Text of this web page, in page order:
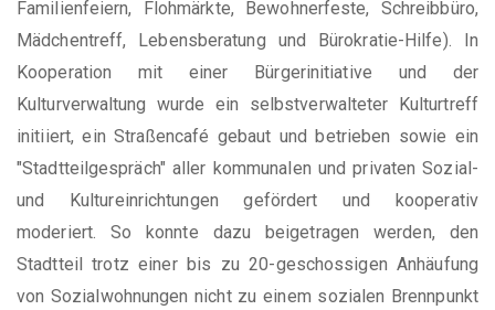
Familienfeiern, Flohmärkte, Bewohnerfeste, Schreibbüro,
Mädchentreff, Lebensberatung und Bürokratie-Hilfe). In
Kooperation mit einer Bürgerinitiative und der
Kulturverwaltung wurde ein selbstverwalteter Kulturtreff
initiiert, ein Straßencafé gebaut und betrieben sowie ein
"Stadtteilgespräch" aller kommunalen und privaten Sozial-
und Kultureinrichtungen gefördert und kooperativ
moderiert. So konnte dazu beigetragen werden, den
Stadtteil trotz einer bis zu 20-geschossigen Anhäufung
von Sozialwohnungen nicht zu einem sozialen Brennpunkt